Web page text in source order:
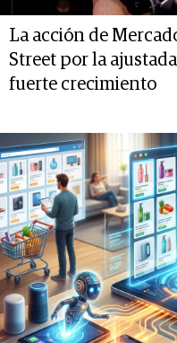
La acción de
Street por la
fuerte crecimiento